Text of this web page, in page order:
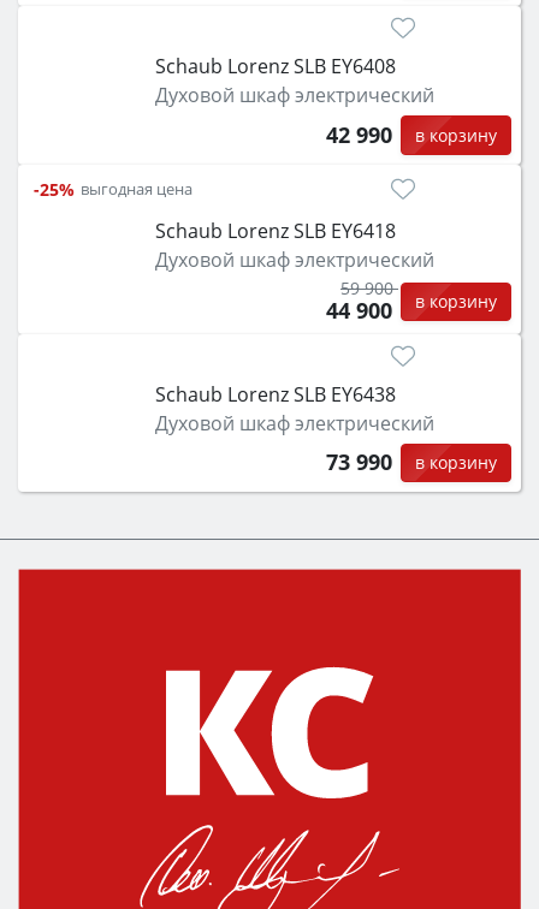
Schaub Lorenz SLB EY6408
Духовой шкаф электрический
42 990 в корзину
-25% выгодная цена
Schaub Lorenz SLB EY6418
Духовой шкаф электрический
59 900
44 900 в корзину
Schaub Lorenz SLB EY6438
Духовой шкаф электрический
73 990 в корзину